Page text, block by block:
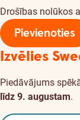
Drošības nolūkos
Pievienoties
Izvēlies
Piedāvājums
līdz 9. augustam.